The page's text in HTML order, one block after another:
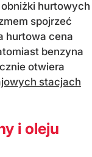
hurtowych
spojrzeć
hurtowa cena
benzyna
otwiera
stacjach
i oleju